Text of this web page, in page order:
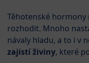
Těhotenské
rozhodit. Mnoho
návaly hladu, a to i v
zajistí živiny, které